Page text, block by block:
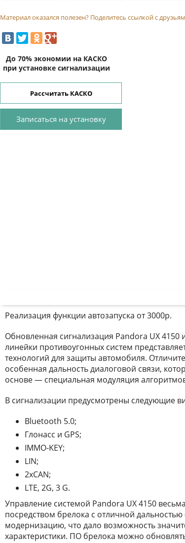
Материал оказался полезен? Поделитесь ссылкой с
До 70% экономии на КАСКО
при установке сигнализации
Рассчитать КАСКО
Реализация функции автозапуска от 3000р.
Обновленная сигнализация Pandora UX
линейки противоугонных систем
технологий для защиты автомобиля.
особенная дальность диалоговой связи,
основе — специальная модуляция
В сигнализации предусмотрены следующие
Bluetooth 5.0;
Глонасс и GPS;
IMMO-KEY;
LIN;
2xCAN;
LTE, 2G, 3 G.
Управление системой Pandora UX 4150
посредством брелока с отличной
модернизацию, что дало возможность
характеристики. ПО брелока можно